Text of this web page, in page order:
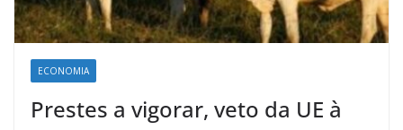
ECONOMIA
Prestes a vigorar, veto da UE à